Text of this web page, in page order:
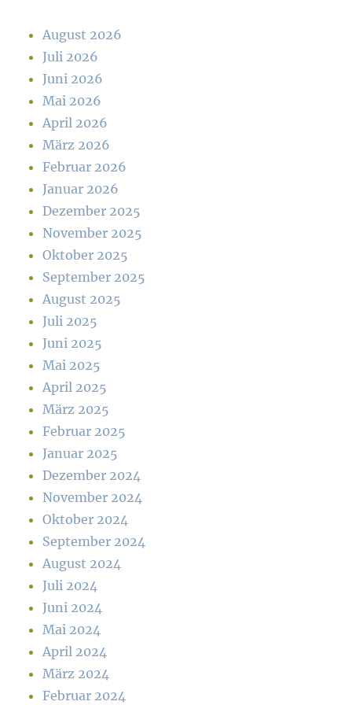
August 2026
Juli 2026
Juni 2026
Mai 2026
April 2026
März 2026
Februar 2026
Januar 2026
Dezember 2025
November 2025
Oktober 2025
September 2025
August 2025
Juli 2025
Juni 2025
Mai 2025
April 2025
März 2025
Februar 2025
Januar 2025
Dezember 2024
November 2024
Oktober 2024
September 2024
August 2024
Juli 2024
Juni 2024
Mai 2024
April 2024
März 2024
Februar 2024